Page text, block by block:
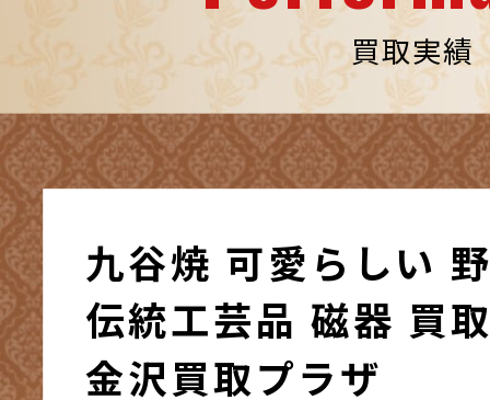
買取実績
九谷焼 可愛らしい
伝統工芸品 磁器 買
金沢買取プラザ